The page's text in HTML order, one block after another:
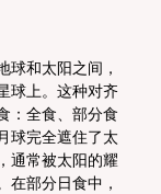
球和太阳之间，
球上。这种对齐
：全食、部分食
球完全遮住了太
通常被太阳的耀
在部分日食中，